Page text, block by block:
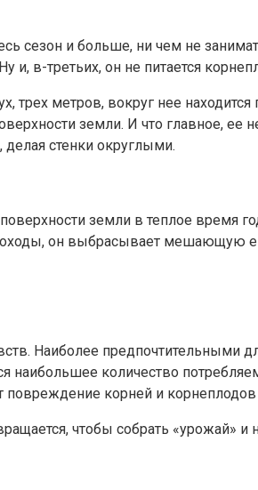
сезон и больше, ни чем не
и, в-третьих, он не питается
трех метров, вокруг нее
земли. И что главное,
делая стенки округлыми.
земли в теплое время
он выбрасывает мешающую
Наиболее предпочтительными
наибольшее количество
корней и корнеплодов
чтобы собрать